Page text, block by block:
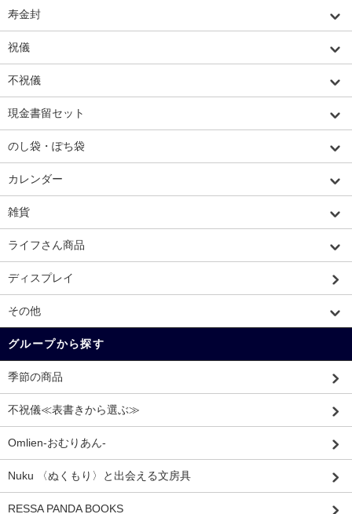
寿金封
祝儀
不祝儀
現金書留セット
のし袋・ぽち袋
カレンダー
雑貨
ライフさん商品
ディスプレイ
その他
グループから探す
季節の商品
不祝儀≪表書きから選ぶ≫
Omlien-おむりあん-
Nuku 〈ぬくもり〉と出会える文房具
RESSA PANDA BOOKS